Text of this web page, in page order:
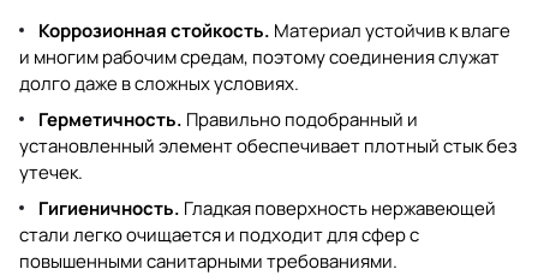
Коррозионная стойкость. Материал устойчив к влаге
и многим рабочим средам, поэтому соединения служат
долго даже в сложных условиях.
Герметичность. Правильно подобранный и
установленный элемент обеспечивает плотный стык без
утечек.
Гигиеничность. Гладкая поверхность нержавеющей
стали легко очищается и подходит для сфер с
повышенными санитарными требованиями.